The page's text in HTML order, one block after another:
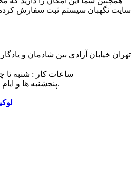
سایت نگهبان سیستم ثبت سفارش
تهران خیابان آزادی بین شادمان و
پنجشنبه ها و ایام تعطیل شرکت تعطیل است.